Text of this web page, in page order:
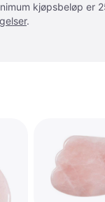
kjøpsbeløp er
.